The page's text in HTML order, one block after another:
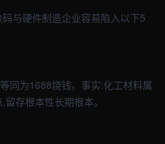
与硬件制造企业容易陷入以下5
同为1688烧钱。事实:化工材料属
存根本性长期根本。